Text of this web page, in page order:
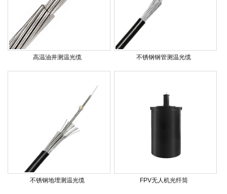
高温油井测温光缆 不锈钢钢管测温光缆
不锈钢地埋测温光缆 FPV无人机光纤筒